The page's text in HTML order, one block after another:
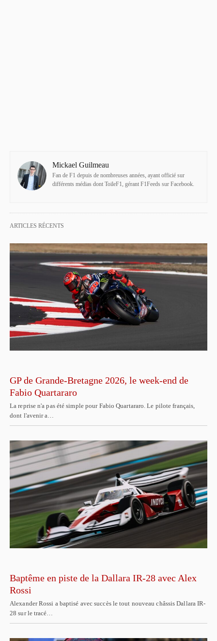
Mickael Guilmeau
Fan de F1 depuis de nombreuses années, ayant officié sur
différents médias dont ToileF1, gérant F1Feeds sur Facebook.
ARTICLES RÉCENTS
GP de Grande-Bretagne 2026, le week-end de
Fabio Quartararo
La reprise n'a pas été simple pour Fabio Quartararo. Le pilote français,
dont l'avenir a…
Baptême en piste de la Dallara IR-28 avec Alex
Rossi
Alexander Rossi a baptisé avec succès le tout nouveau châssis Dallara IR-
28 sur le tracé…